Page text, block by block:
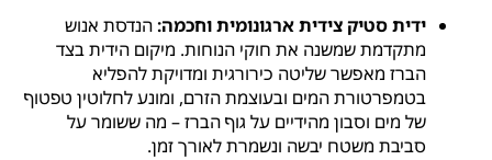
ידית סטיק צידית ארגונומית וחכמה:הנדסת אנוש
מתקדמת שמשנה את חוקי הנוחות. מיקום הידית בצד
הברז מאפשר שליטה כירורגית ומדויקת להפליא
בטמפרטורת המים ובעוצמת הזרם, ומונע לחלוטין טפטוף
של מים וסבון מהידיים על גוף הברז – מה ששומר על
סביבת משטח יבשה ונשמרת לאורך זמן.